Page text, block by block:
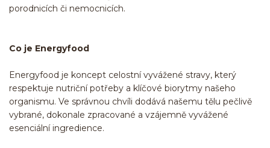
porodnicích či nemocnicích.
Co je Energyfood
Energyfood je koncept celostní vyvážené stravy, který
respektuje nutriční potřeby a klíčové biorytmy našeho
organismu. Ve správnou chvíli dodává našemu tělu pečlivě
vybrané, dokonale zpracované a vzájemně vyvážené
esenciální ingredience.